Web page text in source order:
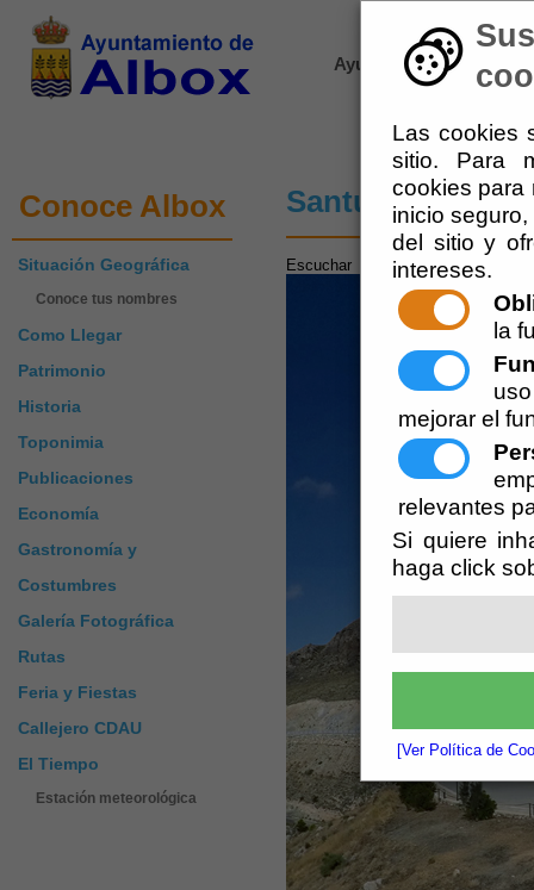
Las cookies
sitio. Para
cookies para
inicio
del sitio y
intereses.
la
mejorar el
relevantes
Si quiere
haga click
[Ver Política de
Ayuntamiento de Albox
Conoce Albox
Situación Geográfica
Conoce tus nombres
Como Llegar
Patrimonio
Historia
Toponimia
Publicaciones
Economía
Gastronomía y
Costumbres
Galería Fotográfica
Rutas
Feria y Fiestas
Callejero CDAU
El Tiempo
Estación meteorológica
Santuario del
Escuchar